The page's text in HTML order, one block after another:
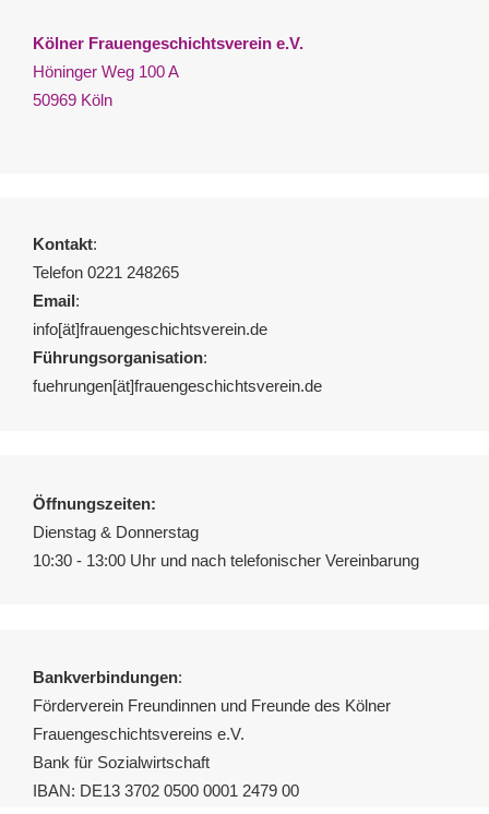
Kölner Frauengeschichtsverein e.V.
Höninger Weg 100 A
50969 Köln
Kontakt:
Telefon 0221 248265
Email:
info[ät]frauengeschichtsverein.de
Führungsorganisation:
fuehrungen[ät]frauengeschichtsverein.de
Öffnungszeiten:
Dienstag & Donnerstag
10:30 - 13:00 Uhr und nach telefonischer Vereinbarung
Bankverbindungen:
Förderverein Freundinnen und Freunde des Kölner
Frauengeschichtsvereins e.V.
Bank für Sozialwirtschaft
IBAN: DE13 3702 0500 0001 2479 00